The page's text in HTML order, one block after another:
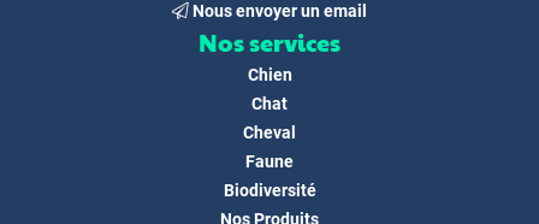
Nous envoyer un email
Nos services
Chien
Chat
Cheval
Faune
Biodiversité
Nos Produits